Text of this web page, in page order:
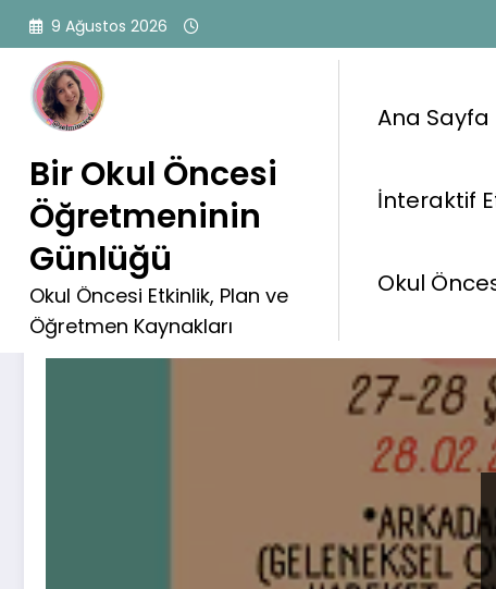
İçeriğe
atla
9 Ağustos 2026
Bir Okul Öncesi
Öğretmeninin
Günlüğü
Okul Öncesi Etkinlik, Plan ve
Öğretmen Kaynakları
Ana Sayfa
İnteraktif
Okul
Kategori: Şubat Planları